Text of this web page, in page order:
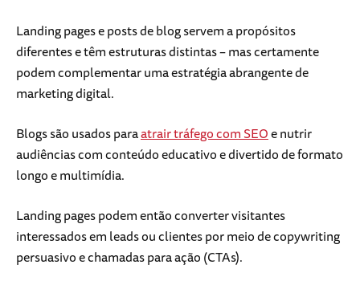
Landing pages e posts de blog servem a propósitos
diferentes e têm estruturas distintas – mas certamente
podem complementar uma estratégia abrangente de
marketing digital.
Blogs são usados paraatrair tráfego com SEOe nutrir
audiências com conteúdo educativo e divertido de formato
longo e multimídia.
Landing pages podem então converter visitantes
interessados em leads ou clientes por meio de copywriting
persuasivo e chamadas para ação (CTAs).